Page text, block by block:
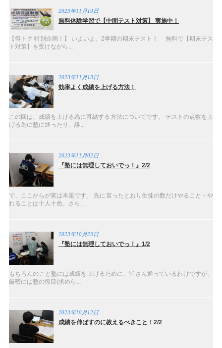
2023年11月19日
無料体験学習で【中間テスト対策】 実施中！
【得トク 特別企画！】 いよいよ、2学期の期末テスト！ 無料で【期末テス
ト対策】を受けながら...
2023年11月13日
効率よく成績を上げる方法！
この回は、成績を上げる為に直結する方法についてです。 テストの点数を上
げる為に塾に通ったり、誰...
2023年11月02日
『塾には無理しておいでっ！』2/2
で、ここからが実は本題です。 先に言ったとおり生徒の数だけやること・や
れることは十人十色、さら...
2023年10月23日
『塾には無理しておいでっ！』1/2
もちろんのこと塾には成績を上げるために、皆さん通っているわけですが、
厳密には塾の役目(求めら...
2023年10月12日
成績を伸ばすのに教えるべきこと！2/2